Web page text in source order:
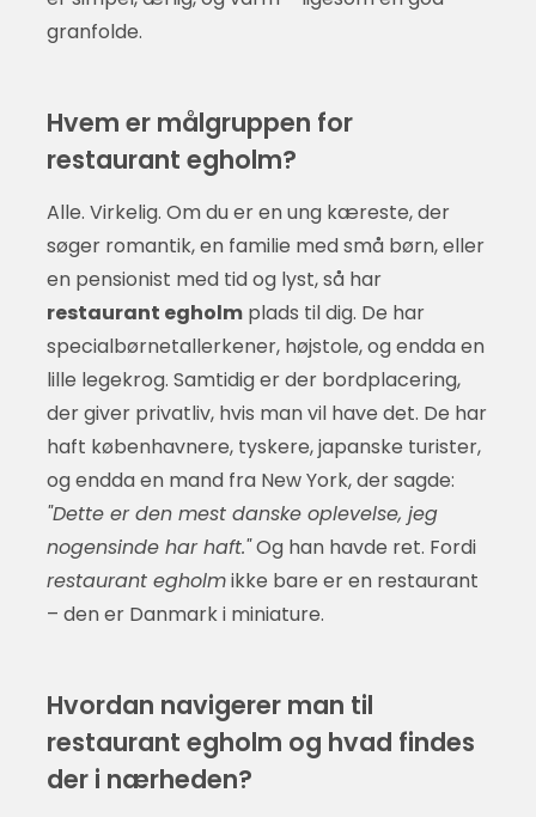
granfolde.
Hvem er målgruppen for
restaurant egholm?
Alle. Virkelig. Om du er en ung kæreste, der
søger romantik, en familie med små børn, eller
en pensionist med tid og lyst, så har
restaurant egholmplads til dig. De har
specialbørnetallerkener, højstole, og endda en
lille legekrog. Samtidig er der bordplacering,
der giver privatliv, hvis man vil have det. De har
haft københavnere, tyskere, japanske turister,
og endda en mand fra New York, der sagde:
"Dette er den mest danske oplevelse, jeg
nogensinde har haft."Og han havde ret. Fordi
restaurant egholmikke bare er en restaurant
– den er Danmark i miniature.
Hvordan navigerer man til
restaurant egholm og hvad findes
der i nærheden?